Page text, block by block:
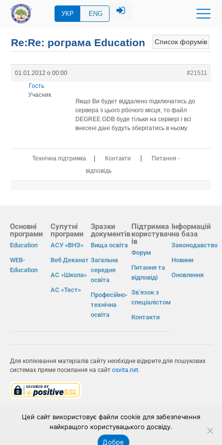
УКР ENG
Список форумів
Re:Re: рограма Eduсation
01.01.2012 о 00:00
#21511
Гость
Учасник
Якщо Ви будет віддалено підключатись до
сервера з цього рбочого місця, то файл
DEGREE.GDB буде тільки на сервері і всі
внесені дані будуть зберігатись в ньому.
Технічна підтримка | Контакти |
Питання -
відповідь
Основні
програми
Education
WEB-
Education
Супутні
програми
АСУ «ВНЗ»
Веб Деканат
АС «Школа»
АС «Тест»
Зразки
документів
Вища освіта
Загальна
середня
освіта
Професійно-
технічна
освіта
Підтримка
користувач
ів
Форум
Питання та
відповіді
Зв’язок з
спеціалістом
Контакти
Інформацій
на база
Законодавство
Новини
Оновлення
Для копіювання матеріалів сайту необхідне відкрите для пошукових
системах пряме посилання на сайт osvita.net.
ІВС «ОСВІТА»
Цей сайт використовує файли cookie для забезпечення
найкращого користувацького досвіду.
Добре